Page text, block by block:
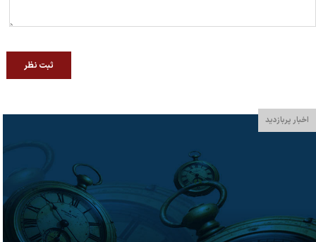
ثبت نظر
اخبار پربازدید